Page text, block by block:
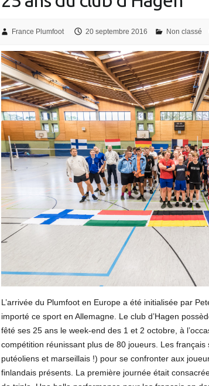
France Plumfoot 20 septembre 2016 Non classé
L’arrivée du Plumfoot en Europe a été initialisée par
importé ce sport en Allemagne. Le club d’Hagen
fêté ses 25 ans le week-end des 1 et 2 octobre, à
compétition réunissant plus de 80 joueurs. Les
putéoliens et marseillais !) pour se confronter aux
finlandais présents. La première journée était